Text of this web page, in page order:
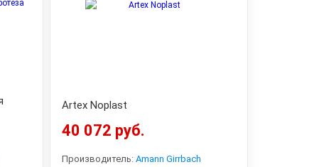
Artex Noplast
40 072 руб.
Производитель: Amann Girrbach